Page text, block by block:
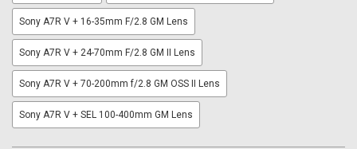
Sony A7R V + 16-35mm F/2.8 GM Lens
Sony A7R V + 24-70mm F/2.8 GM II Lens
Sony A7R V + 70-200mm f/2.8 GM OSS II Lens
Sony A7R V + SEL 100-400mm GM Lens